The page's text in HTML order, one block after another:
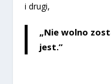
i drugi,
„Nie wolno
jest.”